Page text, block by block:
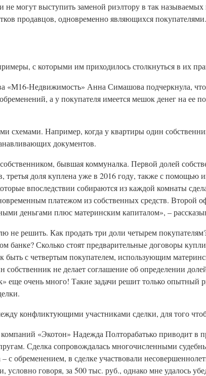
могут выступить заменой риэлтору в так
продавцов, одновременно являющихся покупателями.
с которыми им приходилось столкнуться в их
«М16-Недвижимость» Анна Симашова подчеркнула, что
а у покупателя имеется мешок денег на ее
схемами. Например, когда у квартиры один
документов.
бывшая коммуналка. Первой долей
третья доля куплена уже в 2016 году, также с помощью
впоследствии собираются из каждой комнаты
платежом из собственных средств. Второй
деньгами плюс материнским капиталом», –
не решить. Как продать три доли четырем
банке? Сколько стоят предварительные договоры
быть с четвертым покупателем, использующим
не делает соглашение об определении
очень много! Такие задачи решит только опытный
конфликтующими участниками сделки, для того
«Экотон» Надежда Полторабатько приводит в
Сделка сопровождалась многочисленными
с обременением, в сделке участвовали
условно говоря, за 500 тыс. руб., однако мне удалось